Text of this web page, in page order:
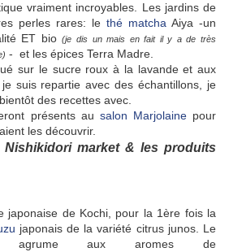
vraiment incroyables. Les jardins de
perles rares: le thé matcha Aiya -un
ET bio(je dis un mais en fait il y a de très
- et les épices Terra Madre.
sur le sucre roux à la lavande et aux
suis repartie avec des échantillons, je
des recettes avec.
présents au salon Marjolainepour
les découvrir.
Nishikidori market & les produits
japonaise de Kochi, pour la 1ère fois la
japonais de la variété citrus junos. Le
aux aromes de